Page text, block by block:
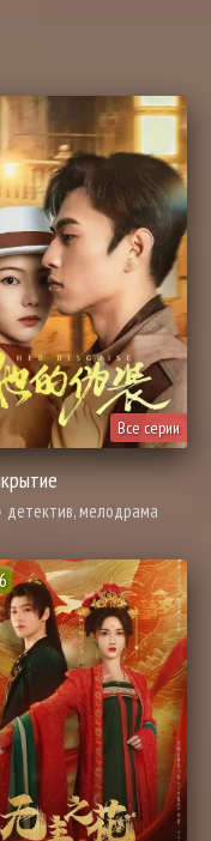
Все серии
детектив, мелодрама